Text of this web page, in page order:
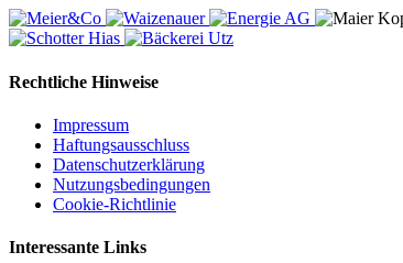
Rechtliche Hinweise
Impressum
Haftungsausschluss
Datenschutzerklärung
Nutzungsbedingungen
Cookie-Richtlinie
Interessante Links